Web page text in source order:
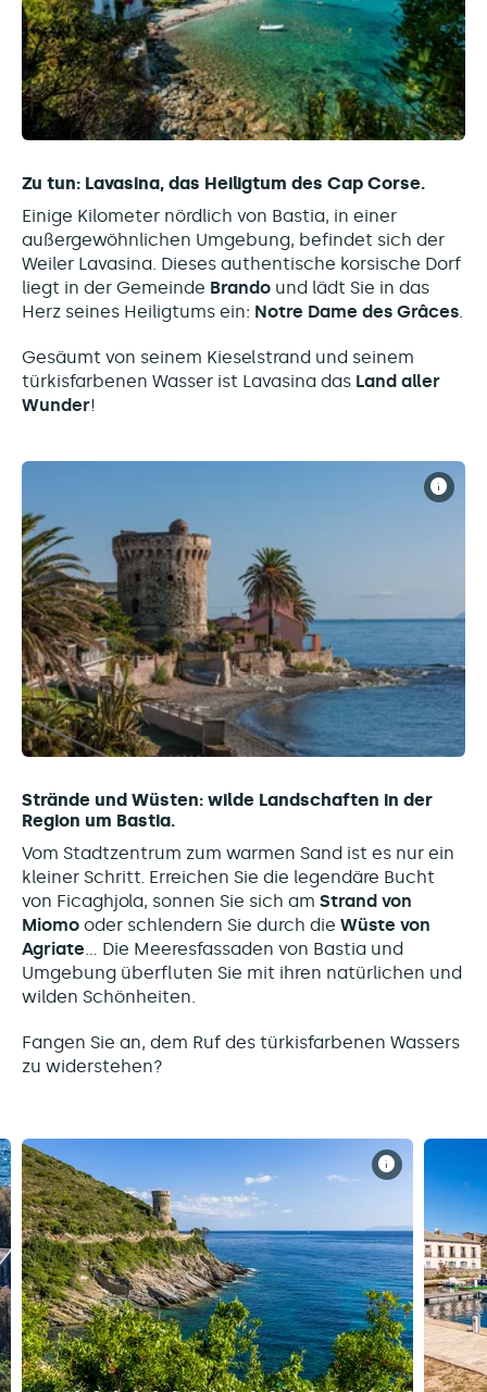
Zu tun: Lavasina, das Heiligtum des Cap Corse.
Einige Kilometer nördlich von Bastia, in einer
außergewöhnlichen Umgebung, befindet sich der
Weiler Lavasina. Dieses authentische korsische Dorf
liegt in der Gemeinde Brando und lädt Sie in das
Herz seines Heiligtums ein: Notre Dame des Grâces.
Gesäumt von seinem Kieselstrand und seinem
türkisfarbenen Wasser ist Lavasina das Land aller
Wunder!
Strände und Wüsten: wilde Landschaften in der
Region um Bastia.
Vom Stadtzentrum zum warmen Sand ist es nur ein
kleiner Schritt. Erreichen Sie die legendäre Bucht
von Ficaghjola, sonnen Sie sich am Strand von
Miomo oder schlendern Sie durch die Wüste von
Agriate... Die Meeresfassaden von Bastia und
Umgebung überfluten Sie mit ihren natürlichen und
wilden Schönheiten.
Fangen Sie an, dem Ruf des türkisfarbenen Wassers
zu widerstehen?